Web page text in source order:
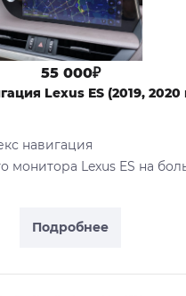
Подробнее
55 000₽
Lexus ES (2019, 2020
навигация
монитора Lexus ES на